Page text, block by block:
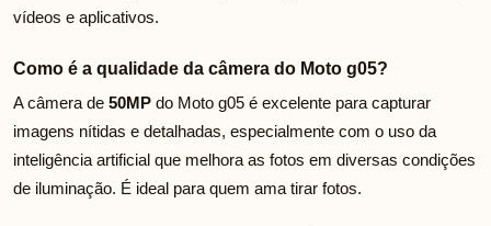
vídeos e aplicativos.
Como é a qualidade da câmera do Moto g05?
A câmera de 50MP do Moto g05 é excelente para capturar
imagens nítidas e detalhadas, especialmente com o uso da
inteligência artificial que melhora as fotos em diversas condições
de iluminação. É ideal para quem ama tirar fotos.